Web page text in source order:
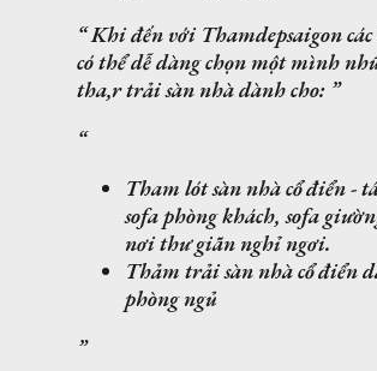
Khi đến với Thamdepsaigon các
có thể dễ dàng chọn một mình
tha,r trải sàn nhà dành cho:
Tham lót sàn nhà cổ điển -
sofa phòng khách, sofa
nơi thư giãn nghỉ ngơi.
Thảm trải sàn nhà cổ điển
phòng ngủ